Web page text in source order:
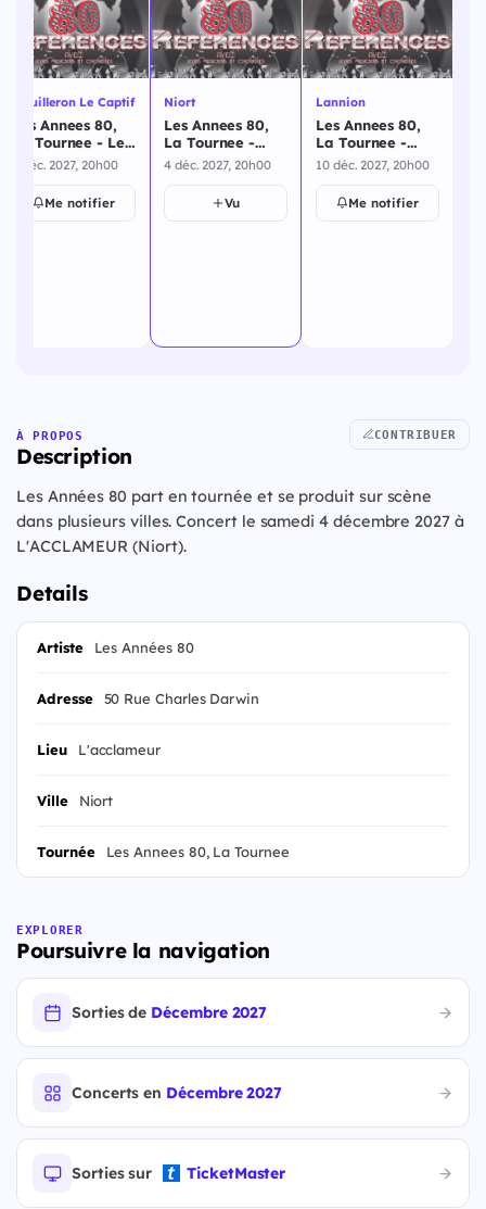
Mouilleron Le Captif
Les Annees 80,
La Tournee - Les
Annees 80 -
Mouilleron Le
Captif - 3
décembre 2027
3 déc. 2027, 20h00
Me notifier
Niort
Les Annees 80,
La Tournee -
Niort - 4
décembre 2027
4 déc. 2027, 20h00
Vu
Lannion
Les Annees 80,
La Tournee -
Lannion - 10
décembre 2027
10 déc. 2027, 20h00
Me notifier
À PROPOS
Description
CONTRIBUER
Les Années 80 part en tournée et se produit sur scène
dans plusieurs villes. Concert le samedi 4 décembre 2027 à
L'ACCLAMEUR (Niort).
Details
Artiste Les Années 80
Adresse 50 Rue Charles Darwin
Lieu L'acclameur
Ville Niort
Tournée Les Annees 80, La Tournee
EXPLORER
Poursuivre la navigation
Sorties de Décembre 2027
Concerts en Décembre 2027
Sorties sur TicketMaster